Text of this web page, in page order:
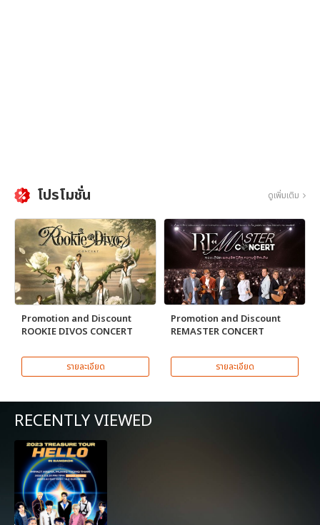
โปรโมชั่น ดูเพิ่มเติม
Promotion and Discount
ROOKIE DIVOS CONCERT
รายละเอียด
Promotion and Discount
REMASTER CONCERT
รายละเอียด
RECENTLY VIEWED